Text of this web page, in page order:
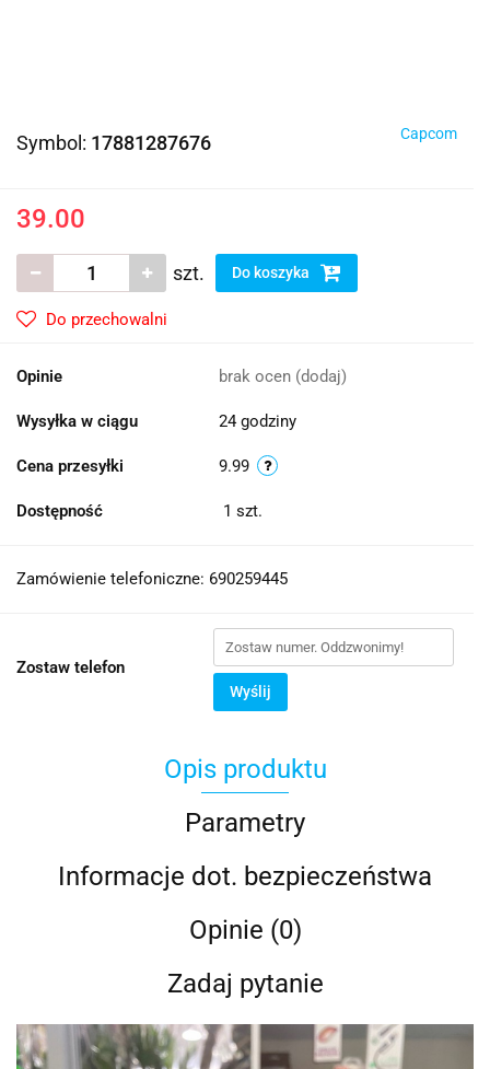
Symbol: 17881287676 Capcom
39.00
szt. Do koszyka
Do przechowalni
Opinie brak ocen (dodaj)
Wysyłka w ciągu 24 godziny
Cena przesyłki 9.99
Dostępność 1 szt.
Zamówienie telefoniczne: 690259445
Zostaw telefon
Wyślij
Opis produktu
Parametry
Informacje dot. bezpieczeństwa
Opinie (0)
Zadaj pytanie